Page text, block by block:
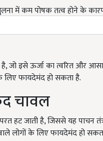
में कम पोषक तत्व होने के
जो इसे ऊर्जा का त्वरित और
लिए फायदेमंद हो सकता है.
चावल
हट जाती है, जिससे यह पाचन
लोगों के लिए फायदेमंद हो